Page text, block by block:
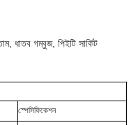
ধাতব গম্বুজ, পিইটি সার্কিট
স্পেসিফিকেশন